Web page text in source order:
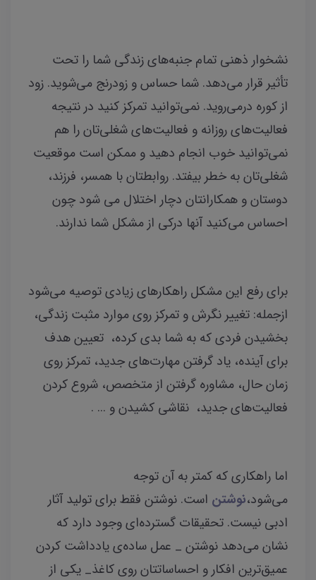
نشخوار ذهنی تمام جنبه‌های زندگی شما را تحت
تأثیر قرار می‌دهد. شما حساس و زودرنج می‌شوید. زود
از کوره درمی‌روید. نمی‌توانید تمرکز کنید در نتیجه
فعالیت‌های روزانه و فعالیت‌های شغلی‌تان را هم
نمی‌توانید خوب انجام دهید و ممکن است موقعیت
شغلی‌تان به‌ خطر بیفتد. روابطتان با همسر، فرزند،
دوستان و همکارانتان دچار اختلال می شود چون
احساس می‌کنید آنها درکی از مشکل شما ندارند.
برای رفع این مشکل راهکارهای زیادی توصیه می‌شود
ازجمله: تغییر نگرش و تمرکز روی موارد مثبت زندگی،
بخشیدن فردی که به شما بدی کرده، تعیین هدف
برای آینده، یاد گرفتن مهارت‌های جدید، تمرکز روی
زمان حال، مشاوره گرفتن از متخصص، شروع کردن
فعالیت‌های جدید، نقاشی کشیدن و ... .
اما راهکاری که کمتر به آن توجه
می‌شود،نوشتن است. نوشتن فقط برای تولید آثار
ادبی نیست. تحقیقات گسترده‌ای وجود دارد که
نشان می‌دهد نوشتن _ عمل ساده‌ی یادداشت کردن
عمیق‌ترین افکار و احساساتتان روی کاغذ_ یکی از